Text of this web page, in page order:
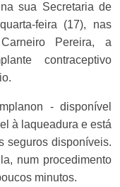
sua Secretaria de
feira (17), nas
Pereira, a
contraceptivo
- disponível
à laqueadura e está
seguros disponíveis.
num procedimento
minutos.